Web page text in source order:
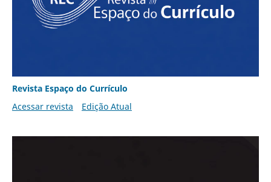
Revista Espaço do Currículo
Acessar revista
Edição Atual